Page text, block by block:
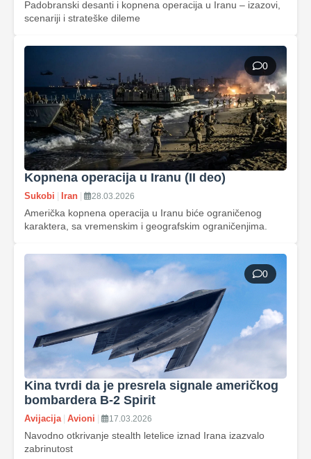
Padobranski desanti i kopnena operacija u Iranu – izazovi,
scenariji i strateške dileme
0
Kopnena operacija u Iranu (II deo)
Sukobi Iran 28.03.2026
Američka kopnena operacija u Iranu biće ograničenog
karaktera, sa vremenskim i geografskim ograničenjima.
0
Kina tvrdi da je presrela signale američkog
bombardera B‑2 Spirit
Avijacija Avioni 17.03.2026
Navodno otkrivanje stealth letelice iznad Irana izazvalo
zabrinutost